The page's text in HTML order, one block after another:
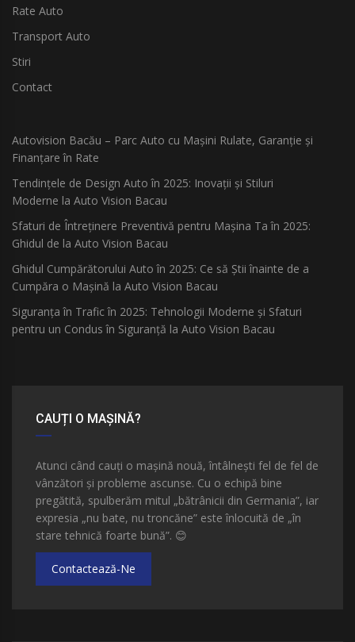
Rate Auto
Transport Auto
Stiri
Contact
Autovision Bacău – Parc Auto cu Mașini Rulate, Garanție și
Finanțare în Rate
Tendințele de Design Auto în 2025: Inovații și Stiluri
Moderne la Auto Vision Bacau
Sfaturi de Întreținere Preventivă pentru Mașina Ta în 2025:
Ghidul de la Auto Vision Bacau
Ghidul Cumpărătorului Auto în 2025: Ce să Știi înainte de a
Cumpăra o Mașină la Auto Vision Bacau
Siguranța în Trafic în 2025: Tehnologii Moderne și Sfaturi
pentru un Condus în Siguranță la Auto Vision Bacau
CAUȚI O MAȘINĂ?
Atunci când cauți o mașină nouă, întâlnești fel de fel de
vânzători și probleme ascunse. Cu o echipă bine
pregătită, spulberăm mitul „bătrânicii din Germania”, iar
expresia „nu bate, nu troncăne” este înlocuită de „în
stare tehnică foarte bună”. 😊
Contactează-Ne